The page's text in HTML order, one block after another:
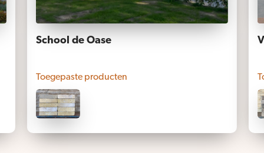
School de Oase
Toegepaste producten